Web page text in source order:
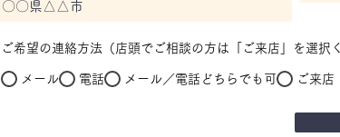
ご希望の連絡方法（店頭でご相談の方は「ご来店」を選択
メール 電話 メール／電話どちらでも可 ご来店